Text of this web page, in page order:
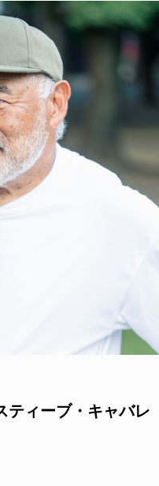
ィーブ・キャバレ